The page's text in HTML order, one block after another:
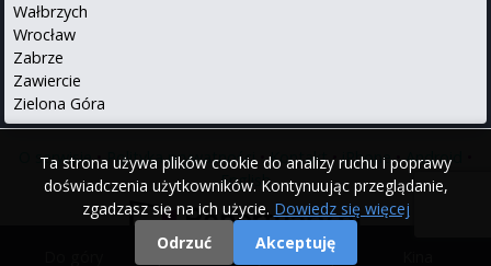
Ta strona używa plików cookie do analizy ruchu i poprawy
doświadczenia użytkowników. Kontynuując przeglądanie,
zgadzasz się na ich użycie. Dowiedz się więcej
Odrzuć
Akceptuję
Wałbrzych
Wrocław
Zabrze
Zawiercie
Zielona Góra
|
O serwisie•Polityka prywatności•Kontakt•iPhone•Android
English
© 2000 - 2026 Repertuary.pl